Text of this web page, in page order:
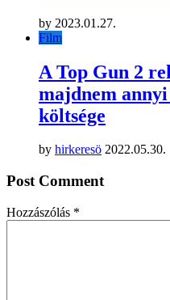
by 2023.01.27.
Film
A Top Gun 2
majdnem
költsége
by hirkeresö 2022.05.30.
Post Comment
Hozzászólás *